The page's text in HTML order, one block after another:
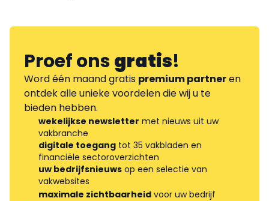
Proef onsgratis!
Word één maand gratis premium partneren
ontdek alle unieke voordelen die wij u te
bieden hebben.
wekelijkse newsletter met nieuws uit uw
vakbranche
digitale toegang tot 35 vakbladen en
financiële sectoroverzichten
uw bedrijfsnieuws op een selectie van
vakwebsites
maximale zichtbaarheid voor uw bedrijf